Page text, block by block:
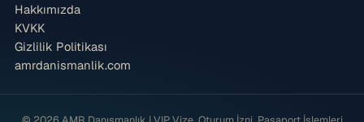
Hakkımızda
KVKK
Gizlilik Politikası
amrdanismanlik.com